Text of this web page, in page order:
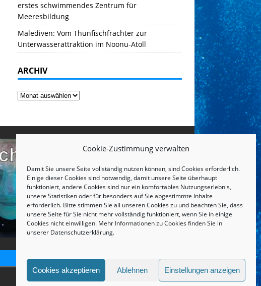
Cookie-Zustimmung verwalten
Damit Sie unsere Seite vollständig nutzen können, sind Cookies erforderlich.
Einige dieser Cookies sind notwendig, damit unsere Seite überhaupt
funktioniert, andere Cookies sind nur ein komfortables Nutzungserlebnis,
unsere Statistiken oder für besonders auf Sie abgestimmte Inhalte
erforderlich. Bitte stimmen Sie all unseren Cookies zu und beachten Sie, dass
unsere Seite für Sie nicht mehr vollständig funktioniert, wenn Sie in einige
Cookies nicht einwilligen. Mehr Informationen zu Cookies finden Sie in
unserer Datenschutzerklärung.
Cookies akzeptieren Ablehnen Einstellungen anzeigen
erstes schwimmendes Zentrum für
Meeresbildung
Malediven: Vom Thunfischfrachter zur
Unterwasserattraktion im Noonu-Atoll
ARCHIV
IMPRESSUM UND DATENSCHUTZERKLÄRUNG